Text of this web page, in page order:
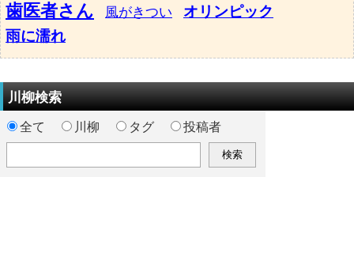
歯医者さん
風がきつい
オリンピック
雨に濡れ
川柳検索
全て 川柳 タグ 投稿者